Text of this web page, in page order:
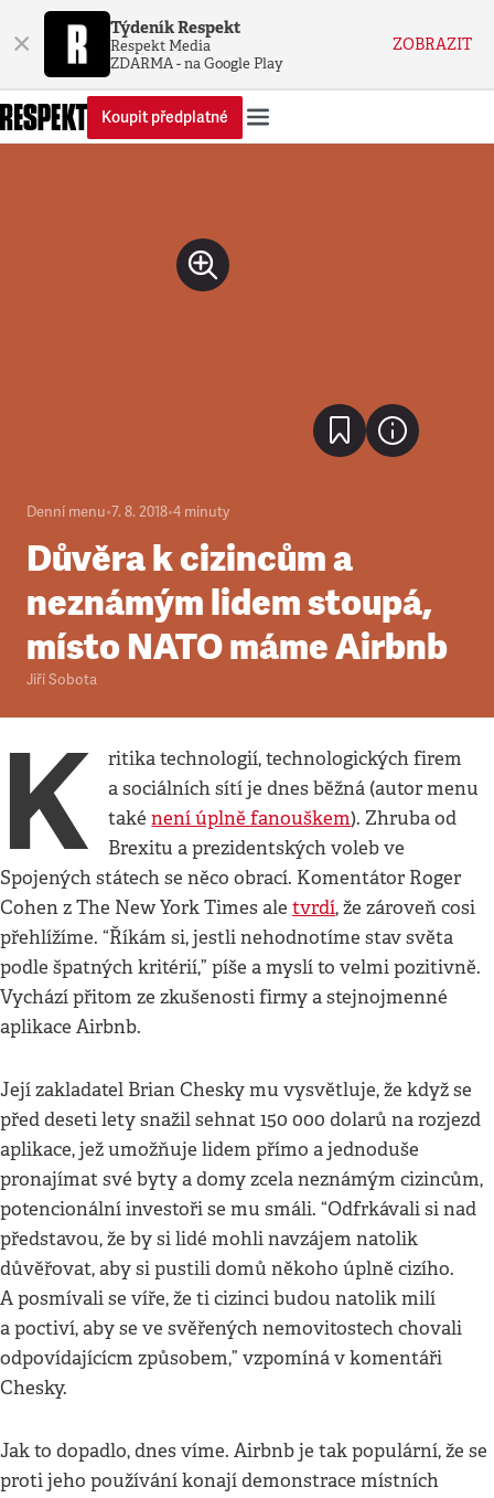
× Týdeník Respekt
Respekt Media
ZDARMA - na Google Play
ZOBRAZIT
Koupit předplatné
Denní menu•7. 8. 2018•4 minuty
Důvěra k cizincům a
neznámým lidem stoupá,
místo NATO máme Airbnb
Jiří Sobota
K
ritika technologií, technologických firem
a sociálních sítí je dnes běžná (autor menu
takénení úplně fanouškem). Zhruba od
Brexitu a prezidentských voleb ve
Spojených státech se něco obrací. Komentátor Roger
Cohen z The New York Times ale tvrdí, že zároveň cosi
přehlížíme. “Říkám si, jestli nehodnotíme stav světa
podle špatných kritérií,” píše a myslí to velmi pozitivně.
Vychází přitom ze zkušenosti firmy a stejnojmenné
aplikace Airbnb.
Její zakladatel Brian Chesky mu vysvětluje, že když se
před deseti lety snažil sehnat 150 000 dolarů na rozjezd
aplikace, jež umožňuje lidem přímo a jednoduše
pronajímat své byty a domy zcela neznámým cizincům,
potencionální investoři se mu smáli. “Odfrkávali si nad
představou, že by si lidé mohli navzájem natolik
důvěřovat, aby si pustili domů někoho úplně cizího.
A posmívali se víře, že ti cizinci budou natolik milí
a poctiví, aby se ve svěřených nemovitostech chovali
odpovídajícícm způsobem,” vzpomíná v komentáři
Chesky.
Jak to dopadlo, dnes víme. Airbnb je tak populární, že se
proti jeho používání konají demonstrace místních